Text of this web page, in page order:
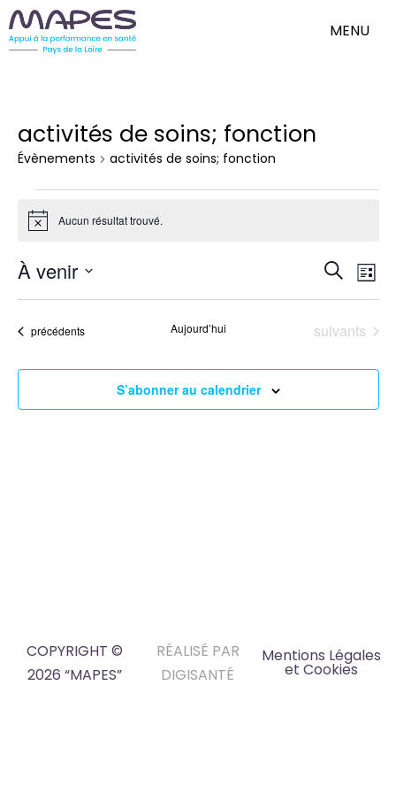
MENU
activités de soins; fonction
Évènements activités de soins; fonction
Notice Aucun résultat trouvé.
et
de
vues
de
Liste
À venir
une
Évènements
précédents Aujourd’hui Évènements
suivants
S’abonner au calendrier
COPYRIGHT ©
2026 “MAPES”
RÉALISÉ PAR
DIGISANTÉ
Mentions Légales
et Cookies